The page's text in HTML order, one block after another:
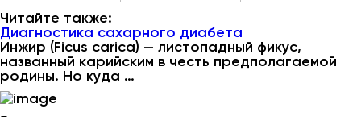
Читайте также:
Диагностика сахарного диабета
Инжир (Ficus carica) — листопадный фикус,
названный карийским в честь предполагаемой
родины. Но куда …